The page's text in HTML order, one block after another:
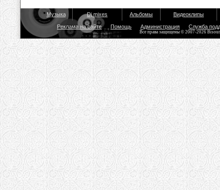
Музыка Dj mixes Альбомы Видеоклипы
Реклама на сайте Помощь Администрация Служба
Все права защищены © 2007-2026